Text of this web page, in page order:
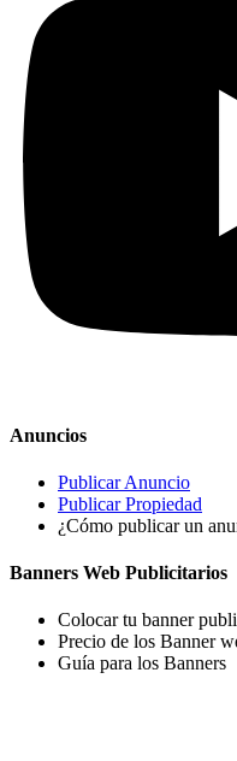
Anuncios
Publicar Anuncio
Publicar Propiedad
¿Cómo publicar un
Banners Web Publicitarios
Colocar tu banner
Precio de los Banner
Guía para los Banners